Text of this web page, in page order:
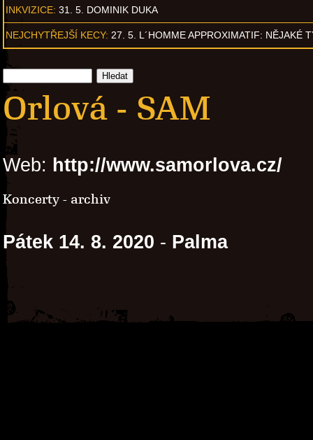
INKVIZICE: 31. 5. DOMINIK DUKA
NEJCHYTŘEJŠÍ KECY: 27. 5. L´HOMME APPROXIMATIF: NĚJAKÉ
Orlová - SAM
Web: http://www.samorlova.cz/
Koncerty - archiv
Pátek 14. 8. 2020 - Palma